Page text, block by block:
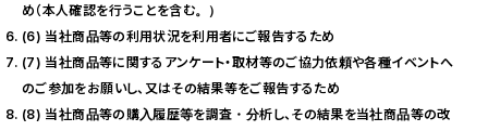
め（本人確認を行うことを含む。）
(6) 当社商品等の利用状況を利用者にご報告するため
(7) 当社商品等に関するアンケート・取材等のご協力依頼や各種イベントへ
のご参加をお願いし、又はその結果等をご報告するため
(8) 当社商品等の購入履歴等を調査・分析し、その結果を当社商品等の改